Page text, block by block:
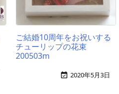
ご結婚10周年をお祝いする
チューリップの花束
200503m
 2020年5月3日